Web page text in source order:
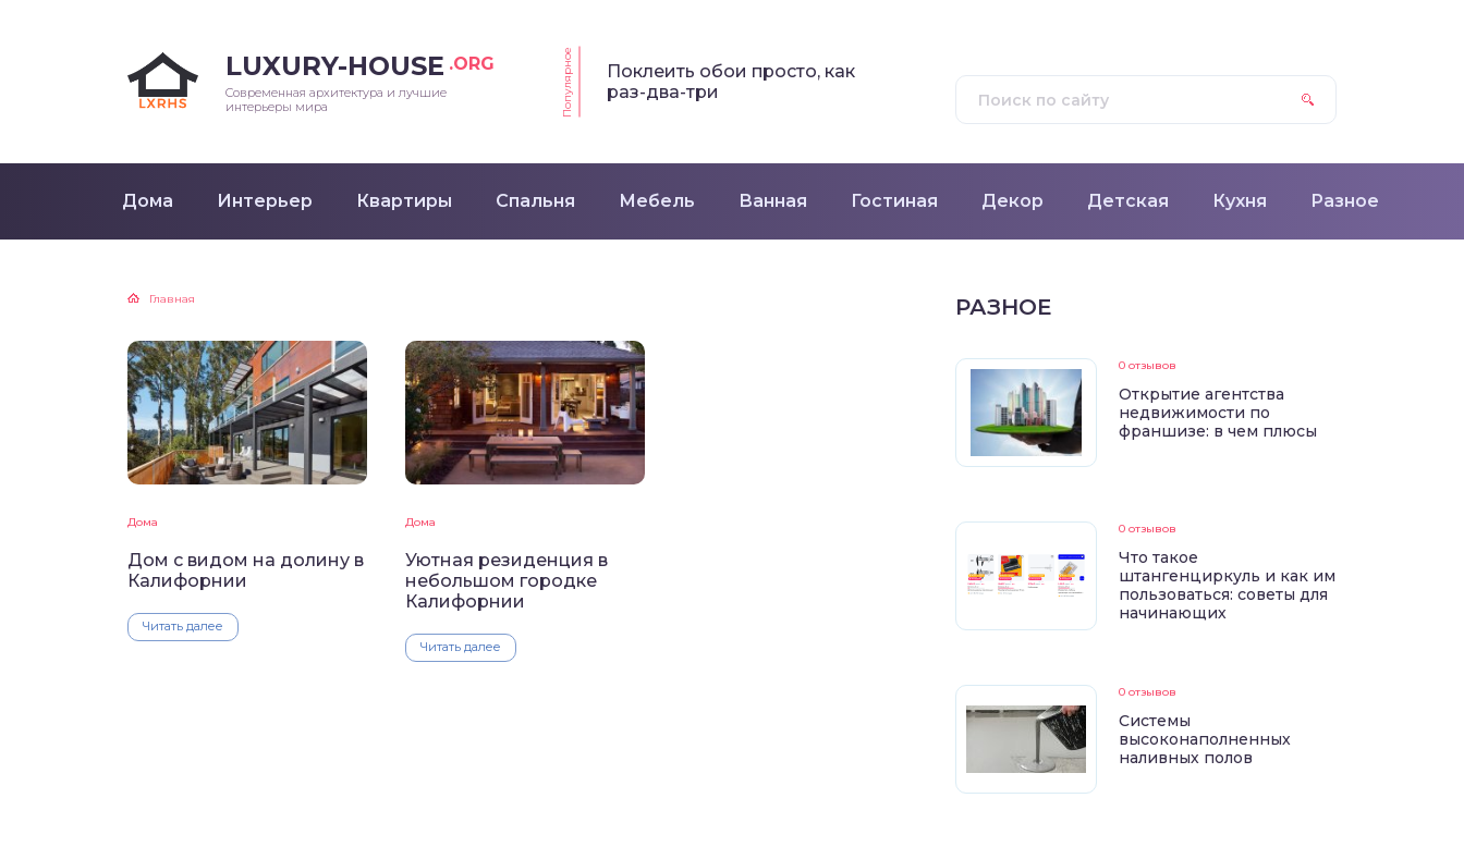
LUXURY-HOUSE .ORG
Современная архитектура и лучшие
интерьеры мира
Популярное
Поклеить обои просто, как
раз-два-три
Дома Интерьер Квартиры Спальня Мебель Ванная Гостиная Декор Детская Кухня Разное
Главная
Дома
Дом с видом на долину в
Калифорнии
Читать далее
Дома
Уютная резиденция в
небольшом городке
Калифорнии
Читать далее
РАЗНОЕ
0 отзывов
Открытие агентства
недвижимости по
франшизе: в чем плюсы
0 отзывов
Что такое
штангенциркуль и как им
пользоваться: советы для
начинающих
0 отзывов
Системы
высоконаполненных
наливных полов